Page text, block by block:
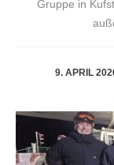
Gruppe in
9. APRIL